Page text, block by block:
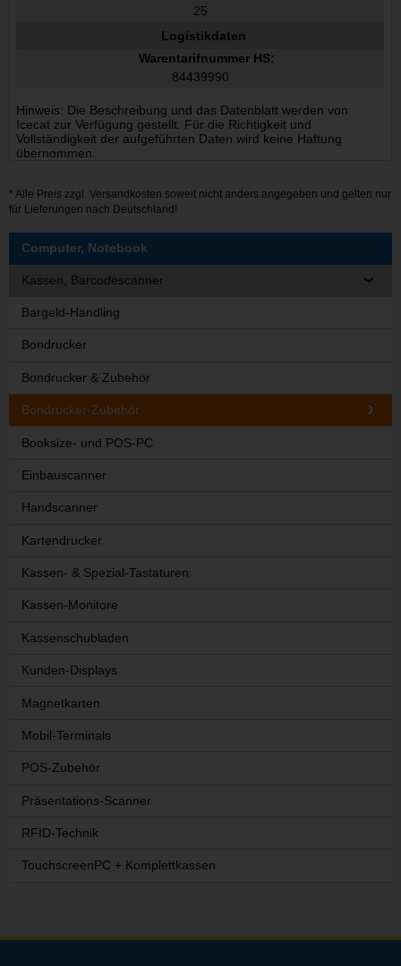
25
Logistikdaten
Warentarifnummer HS:
84439990
Hinweis: Die Beschreibung und das Datenblatt werden von
Icecat zur Verfügung gestellt. Für die Richtigkeit und
Vollständigkeit der aufgeführten Daten wird keine Haftung
übernommen.
* Alle Preis zzgl. Versandkosten soweit nicht anders angegeben und gelten nur
für Lieferungen nach Deutschland!
Computer, Notebook
Kassen, Barcodescanner
Bargeld-Handling
Bondrucker
Bondrucker & Zubehör
Bondrucker-Zubehör
Booksize- und POS-PC
Einbauscanner
Handscanner
Kartendrucker
Kassen- & Spezial-Tastaturen
Kassen-Monitore
Kassenschubladen
Kunden-Displays
Magnetkarten
Mobil-Terminals
POS-Zubehör
Präsentations-Scanner
RFID-Technik
TouchscreenPC + Komplettkassen